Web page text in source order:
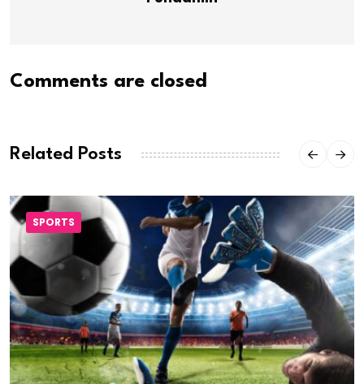
Comments are closed
Related Posts
SPORTS